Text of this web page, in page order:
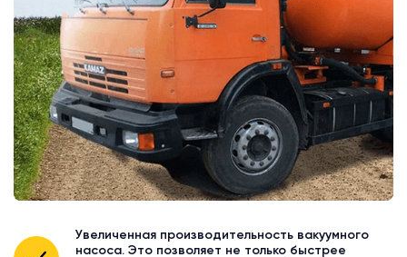
Увеличенная производительность вакуумного
насоса. Это позволяет не только быстрее